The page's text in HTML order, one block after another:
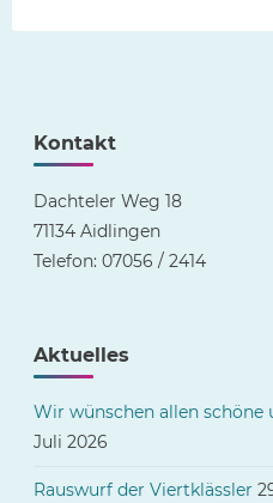
Kontakt
Dachteler Weg 18
71134 Aidlingen
Telefon: 07056 / 2414
Aktuelles
Wir wünschen allen schöne
Juli 2026
Rauswurf der Viertklässler